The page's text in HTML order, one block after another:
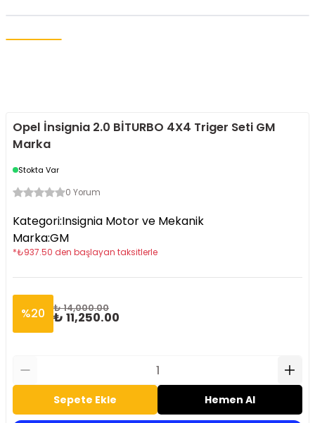
Opel İnsignia 2.0 BİTURBO 4X4 Triger Seti GM
Marka
Stokta Var
0 Yorum
Kategori:Insignia Motor ve Mekanik
Marka:GM
*₺937.50 den başlayan taksitlerle
%20 ₺ 14,000.00
₺ 11,250.00
Sepete Ekle Hemen Al